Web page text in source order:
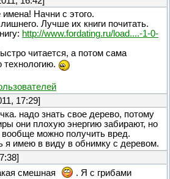
Начни с этого.
Лучше их книги почитать.
http://www.fordating.ru/load....-1-0-
читается, а потом сама
17:29]
надо знать свое дерево, потому
они плохую энергию забирают, но
вообще можно получить вред.
я имею в виду в обнимку с деревом.
смешная
. Я с грибами